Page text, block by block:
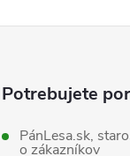
á
a
c
Potrebujete
PánLesa.sk,
o zákazníkov